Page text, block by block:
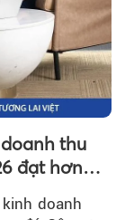
doanh thu
đạt hơn
doanh